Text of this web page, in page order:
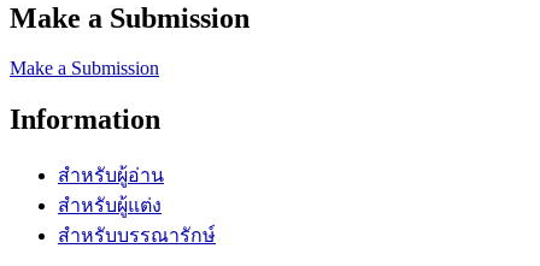
Make a Submission
Make a Submission
Information
สำหรับผู้อ่าน
สำหรับผู้แต่ง
สำหรับบรรณารักษ์